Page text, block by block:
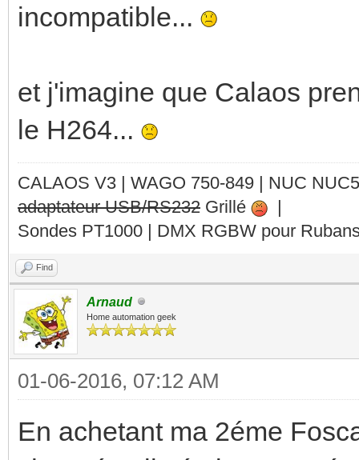
incompatible...
et j'imagine que Calaos
le H264...
CALAOS V3 | WAGO 750-849 | NUC
adaptateur USB/RS232 Grillé
|
Sondes PT1000 | DMX RGBW pour
Find
Arnaud
Home automation geek
01-06-2016, 07:12 AM
En achetant ma 2éme